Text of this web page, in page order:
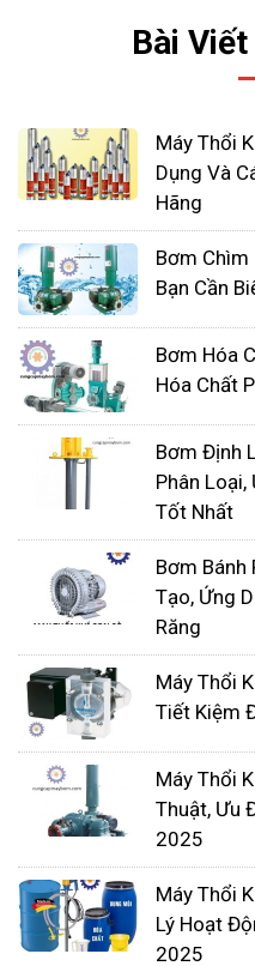
Cổng tuần hoàn bị
Đường hoặc van
5. Chậm mồi
Giải phóng mặt bằng
nhân phổ biến nhất của
nhưng cũng có những
rỉ, miếng đệm lỏng,
hoàn bị tắc cũng có
lót lại. Nếu kiểm tra
tra chân không tối đa
Bài Viết
Máy Thổi
Dụng Và
Hãng
Bơm Chìm
Bạn Cần
Bơm Hóa
Hóa Chất
Bơm Định
Phân Loại,
Tốt Nhất
Bơm Bánh
Tạo, Ứng
Răng
Máy Thổi
Tiết Kiệm
Máy Thổi
Thuật, Ưu
2025
Máy Thổi
Lý Hoạt
2025